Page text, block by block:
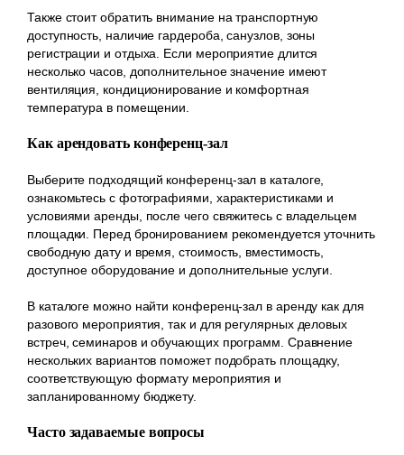
Также стоит обратить внимание на транспортную
доступность, наличие гардероба, санузлов, зоны
регистрации и отдыха. Если мероприятие длится
несколько часов, дополнительное значение имеют
вентиляция, кондиционирование и комфортная
температура в помещении.
Как арендовать конференц-зал
Выберите подходящий конференц-зал в каталоге,
ознакомьтесь с фотографиями, характеристиками и
условиями аренды, после чего свяжитесь с владельцем
площадки. Перед бронированием рекомендуется уточнить
свободную дату и время, стоимость, вместимость,
доступное оборудование и дополнительные услуги.
В каталоге можно найти конференц-зал в аренду как для
разового мероприятия, так и для регулярных деловых
встреч, семинаров и обучающих программ. Сравнение
нескольких вариантов поможет подобрать площадку,
соответствующую формату мероприятия и
запланированному бюджету.
Часто задаваемые вопросы